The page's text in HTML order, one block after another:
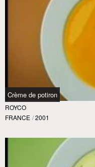
Crème de potiron
ROYCO
FRANCE / 2001